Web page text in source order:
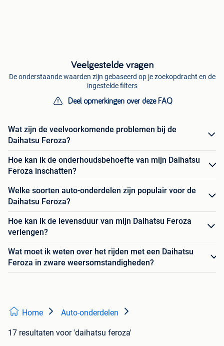
Veelgestelde vragen
De onderstaande waarden zijn gebaseerd op je zoekopdracht en de
ingestelde filters
Deel opmerkingen over deze FAQ
Wat zijn de veelvoorkomende problemen bij de
Daihatsu Feroza?
Hoe kan ik de onderhoudsbehoefte van mijn Daihatsu
Feroza inschatten?
Welke soorten auto-onderdelen zijn populair voor de
Daihatsu Feroza?
Hoe kan ik de levensduur van mijn Daihatsu Feroza
verlengen?
Wat moet ik weten over het rijden met een Daihatsu
Feroza in zware weersomstandigheden?
Home Auto-onderdelen
17 resultaten voor 'daihatsu feroza'